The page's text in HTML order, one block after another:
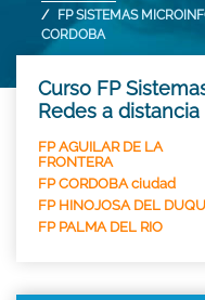
FP SISTEMAS
CORDOBA
Curso FP
Redes a
FP AGUILAR DE LA
FRONTERA
FP CORDOBA ciudad
FP HINOJOSA DEL
FP PALMA DEL RIO